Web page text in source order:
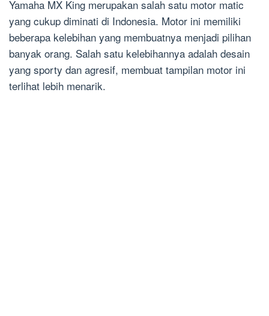
Yamaha MX King merupakan salah satu motor matic
yang cukup diminati di Indonesia. Motor ini memiliki
beberapa kelebihan yang membuatnya menjadi pilihan
banyak orang. Salah satu kelebihannya adalah desain
yang sporty dan agresif, membuat tampilan motor ini
terlihat lebih menarik.